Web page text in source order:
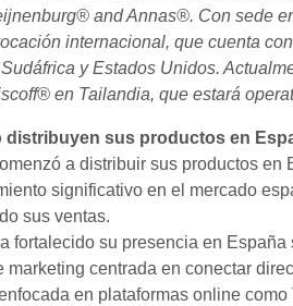
and Annas®. Con sede
internacional, que cuenta
y Estados Unidos.
en Tailandia, que estará
distribuyen sus productos en
a distribuir sus productos
significativo en el mercado
sus ventas.
fortalecido su presencia en
marketing centrada en conectar
en plataformas online